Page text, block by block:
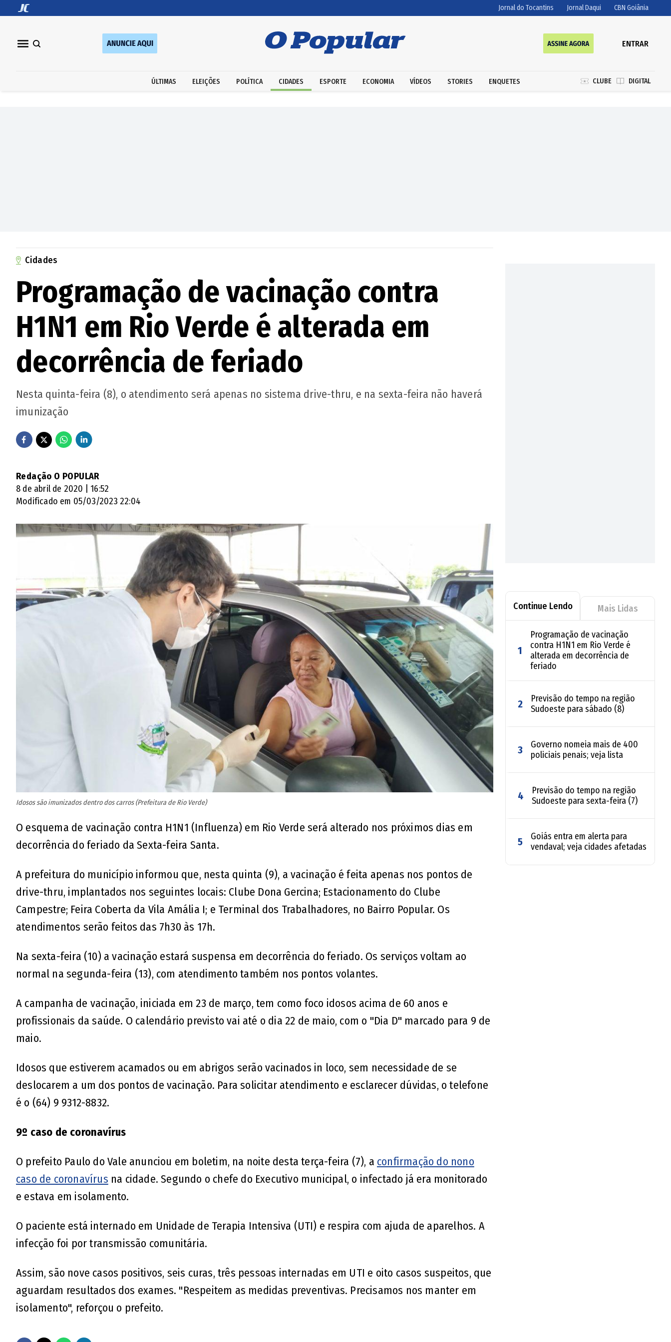
Jornal do Tocantins Jornal Daqui CBN Goiânia
ENTRAR
ÚLTIMAS ELEIÇÕES POLÍTICA CIDADES ESPORTE ECONOMIA VÍDEOS STORIES ENQUETES CLUBE DIGITAL
Cidades
Programação de vacinação contra
H1N1 em Rio Verde é alterada em
decorrência de feriado
Nesta quinta-feira (8), o atendimento será apenas no sistema drive-thru, e na sexta-feira não haverá
imunização
Redação O POPULAR
8 de abril de 2020 | 16:52
Modificado em 05/03/2023 22:04
Idosos são imunizados dentro dos carros (Prefeitura de Rio Verde)
O esquema de vacinação contra H1N1 (Influenza) em Rio Verde será alterado nos próximos dias em
decorrência do feriado da Sexta-feira Santa.
A prefeitura do município informou que, nesta quinta (9), a vacinação é feita apenas nos pontos de
drive-thru, implantados nos seguintes locais: Clube Dona Gercina; Estacionamento do Clube
Campestre; Feira Coberta da Vila Amália I; e Terminal dos Trabalhadores, no Bairro Popular. Os
atendimentos serão feitos das 7h30 às 17h.
Na sexta-feira (10) a vacinação estará suspensa em decorrência do feriado. Os serviços voltam ao
normal na segunda-feira (13), com atendimento também nos pontos volantes.
A campanha de vacinação, iniciada em 23 de março, tem como foco idosos acima de 60 anos e
profissionais da saúde. O calendário previsto vai até o dia 22 de maio, com o "Dia D" marcado para 9 de
maio.
Idosos que estiverem acamados ou em abrigos serão vacinados in loco, sem necessidade de se
deslocarem a um dos pontos de vacinação. Para solicitar atendimento e esclarecer dúvidas, o telefone
é o (64) 9 9312-8832.
9º caso de coronavírus
O prefeito Paulo do Vale anunciou em boletim, na noite desta terça-feira (7), a confirmação do nono
caso de coronavírus na cidade. Segundo o chefe do Executivo municipal, o infectado já era monitorado
e estava em isolamento.
O paciente está internado em Unidade de Terapia Intensiva (UTI) e respira com ajuda de aparelhos. A
infecção foi por transmissão comunitária.
Assim, são nove casos positivos, seis curas, três pessoas internadas em UTI e oito casos suspeitos, que
aguardam resultados dos exames. "Respeitem as medidas preventivas. Precisamos nos manter em
isolamento", reforçou o prefeito.
Continue Lendo Mais Lidas
1
Programação de vacinação
contra H1N1 em Rio Verde é
alterada em decorrência de
feriado
2
Previsão do tempo na região
Sudoeste para sábado (8)
3
Governo nomeia mais de 400
policiais penais; veja lista
4
Previsão do tempo na região
Sudoeste para sexta-feira (7)
5
Goiás entra em alerta para
vendaval; veja cidades afetadas